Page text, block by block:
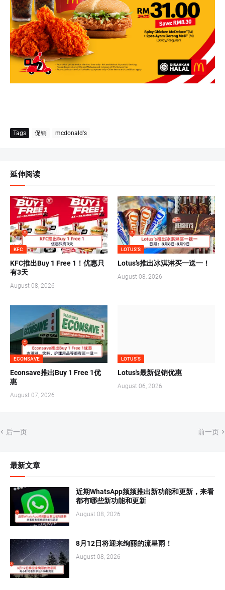
Tags 促销 mcdonald's
延伸阅读
KFC
KFC推出Buy 1 Free 1！优惠只
有3天
August 08, 2026
LOTUS'S
Lotus’s推出冰淇淋买一送一！
August 08, 2026
ECONSAVE
Econsave推出Buy 1 Free 1优
惠
August 07, 2026
LOTUS'S
Lotus's最新促销优惠
August 06, 2026
后一页 前一页
最新文章
近期WhatsApp频频推出新功能和更新，来看
都有哪些新功能和更新
August 08, 2026
8月12日将迎来绚丽的流星雨！
August 08, 2026